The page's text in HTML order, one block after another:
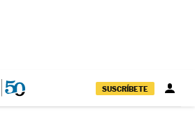
SUSCRÍBETE